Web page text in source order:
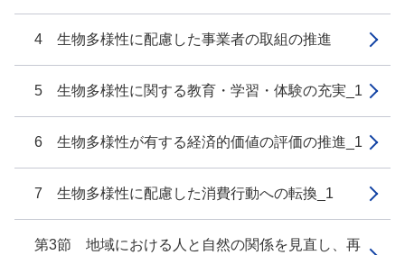
4 生物多様性に配慮した事業者の取組の推進
5 生物多様性に関する教育・学習・体験の充実_1
6 生物多様性が有する経済的価値の評価の推進_1
7 生物多様性に配慮した消費行動への転換_1
第3節 地域における人と自然の関係を見直し、再